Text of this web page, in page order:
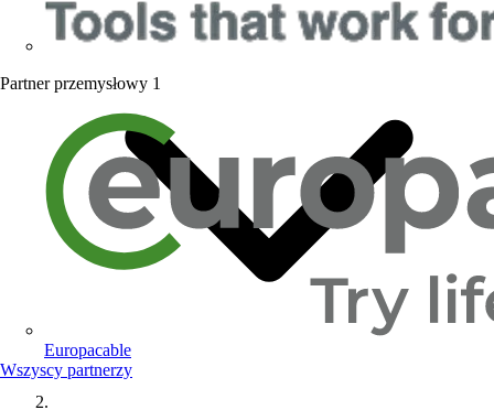
Partner przemysłowy 1
Europacable
Wszyscy partnerzy